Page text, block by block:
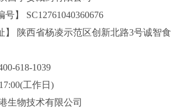
号】 SC12761040360676
】 陕西省杨凌示范区创新北路3号诚智食
618-1039
工作日)
生物技术有限公司